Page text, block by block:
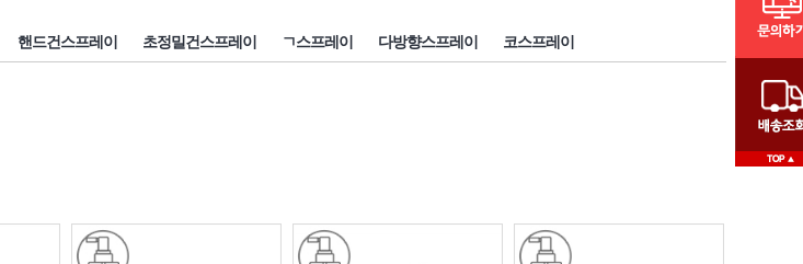
핸드건스프레이 초정밀건스프레이 ㄱ스프레이 다방향스프레이 코스프레이